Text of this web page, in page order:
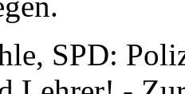
SPD: